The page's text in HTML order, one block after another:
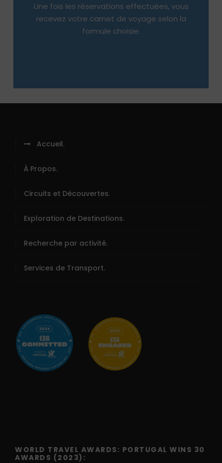
Une fois les réservations effectuées, vous
recevez votre carnet de voyage selon la
formule choisie.
modifications si nécessaire avant la
confirmation de votre réservation.
Accueil.
À Propos.
Circuits et Découvertes.
Exploration de Destinations.
Recherche par activité.
Services de Transport.
WORLD TRAVEL AWARDS: PORTUGAL WINS 30
AWARDS (2023):